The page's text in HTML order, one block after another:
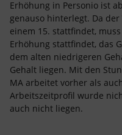
Erhöhung in Personio ist
genauso hinterlegt. Da
einem 15. stattfindet,
Erhöhung stattfindet, das
dem alten niedrigeren
Gehalt liegen. Mit den
MA arbeitet vorher als
Arbeitszeitprofil wurde
auch nicht liegen.